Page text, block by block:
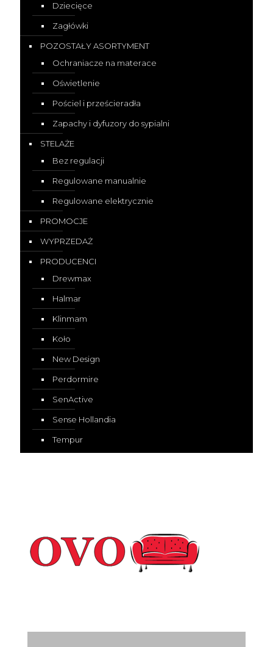
Dziecięce
Zagłówki
POZOSTAŁY ASORTYMENT
Ochraniacze na materace
Oświetlenie
Pościel i prześcieradła
Zapachy i dyfuzory do sypialni
STELAŻE
Bez regulacji
Regulowane manualnie
Regulowane elektrycznie
PROMOCJE
WYPRZEDAŻ
PRODUCENCI
Drewmax
Halmar
Klinmam
Koło
New Design
Perdormire
SenActive
Sense Hollandia
Tempur